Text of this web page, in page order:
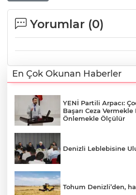
Yorumlar (0)
En Çok Okunan Haberler
YENİ Partili Arpacı:
Başarı Ceza
Önlemekle Ölçülür
Denizli Leblebisine
Tohum Denizli’den,